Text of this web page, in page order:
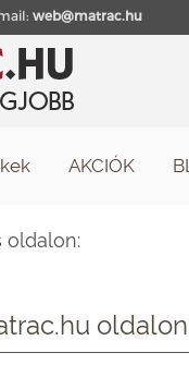
web@matrac.hu
AKCIÓK
oldalon:
oldalon